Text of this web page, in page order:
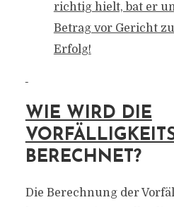
richtig hielt, bat er
Betrag vor Gericht
Erfolg!
WIE WIRD DIE
BERECHNET?
Die Berechnung der